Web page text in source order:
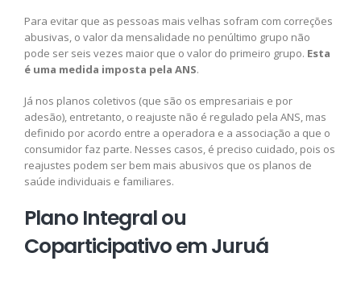
Para evitar que as pessoas mais velhas sofram com correções
abusivas, o valor da mensalidade no penúltimo grupo não
pode ser seis vezes maior que o valor do primeiro grupo. Esta
é uma medida imposta pela ANS.
Já nos planos coletivos (que são os empresariais e por
adesão), entretanto, o reajuste não é regulado pela ANS, mas
definido por acordo entre a operadora e a associação a que o
consumidor faz parte. Nesses casos, é preciso cuidado, pois os
reajustes podem ser bem mais abusivos que os planos de
saúde individuais e familiares.
Plano Integral ou
Coparticipativo em Juruá